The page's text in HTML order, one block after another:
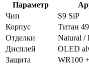
Параметр
Чип
S9 SiP
Корпус
Титан
Отделки
Natural /
Дисплей
OLED
Защита
WR100